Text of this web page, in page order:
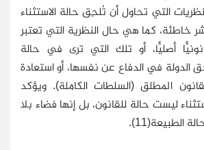
التي تحاول أن تُلحِق حالة الاستثناء
خاطئة، كما هي حال النظرية التي تعتبر
أصليًّا، أو تلك التي ترى في حالة
الدولة في الدفاع عن نفسها، أو استعادة
المطلق (السلطات الكاملة). ويؤكد
ليست حالة للقانون، بل إنها فضاء بلا
الطبيعة(11).